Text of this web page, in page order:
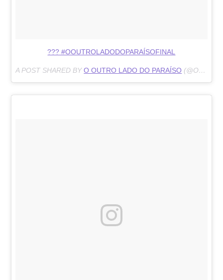
??? #OOUTROLADODOPARAÍSOFINAL
A POST SHARED BYO OUTRO LADO DO PARAÍSO (@OOUTROOLADODOPARAISO) ON